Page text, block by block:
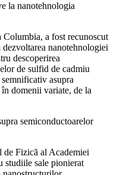
la nanotehnologia
a fost recunoscut
nanotehnologiei
descoperirea
de sulfid de cadmiu
asupra
domenii variate, de la
semiconductoarelor
Fizică al Academiei
studiile sale pionierat